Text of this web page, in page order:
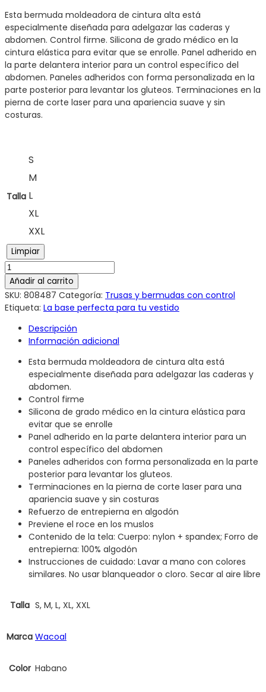
Esta bermuda moldeadora de cintura alta está
especialmente diseñada para adelgazar las caderas y
abdomen. Control firme. Silicona de grado médico en la
cintura elástica para evitar que se enrolle. Panel adherido en
la parte delantera interior para un control específico del
abdomen. Paneles adheridos con forma personalizada en la
parte posterior para levantar los gluteos. Terminaciones en la
pierna de corte laser para una apariencia suave y sin
costuras.
Talla
S
M
L
XL
XXL
Limpiar
Añadir al carrito
SKU: 808487 Categoría: Trusas y bermudas con control
Etiqueta: La base perfecta para tu vestido
Descripción
Información adicional
Esta bermuda moldeadora de cintura alta está
especialmente diseñada para adelgazar las caderas y
abdomen.
Control firme
Silicona de grado médico en la cintura elástica para
evitar que se enrolle
Panel adherido en la parte delantera interior para un
control específico del abdomen
Paneles adheridos con forma personalizada en la parte
posterior para levantar los gluteos.
Terminaciones en la pierna de corte laser para una
apariencia suave y sin costuras
Refuerzo de entrepierna en algodón
Previene el roce en los muslos
Contenido de la tela: Cuerpo: nylon + spandex; Forro de
entrepierna: 100% algodón
Instrucciones de cuidado: Lavar a mano con colores
similares. No usar blanqueador o cloro. Secar al aire libre
Talla S, M, L, XL, XXL
Marca Wacoal
Color Habano